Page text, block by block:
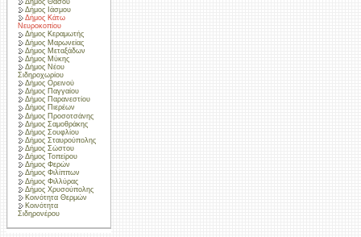
Δήμος Θάσου
Δήμος Ιάσμου
Δήμος Κάτω
Νευροκοπίου
Δήμος Κεραμωτής
Δήμος Μαρωνείας
Δήμος Μεταξάδων
Δήμος Μύκης
Δήμος Νέου
Σιδηροχωρίου
Δήμος Ορεινού
Δήμος Παγγαίου
Δήμος Παρανεστίου
Δήμος Πιερέων
Δήμος Προσοτσάνης
Δήμος Σαμοθράκης
Δήμος Σουφλίου
Δήμος Σταυρούπολης
Δήμος Σώστου
Δήμος Τοπείρου
Δήμος Φερών
Δήμος Φιλίππων
Δήμος Φιλλύρας
Δήμος Χρυσούπολης
Κοινότητα Θερμών
Κοινότητα
Σιδηρονέρου